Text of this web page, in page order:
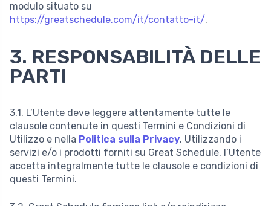
modulo situato su
https://greatschedule.com/it/contatto-it/.
3. RESPONSABILITÀ DELLE
PARTI
3.1. L’Utente deve leggere attentamente tutte le
clausole contenute in questi Termini e Condizioni di
Utilizzo e nella Politica sulla Privacy. Utilizzando i
servizi e/o i prodotti forniti su Great Schedule, l’Utente
accetta integralmente tutte le clausole e condizioni di
questi Termini.